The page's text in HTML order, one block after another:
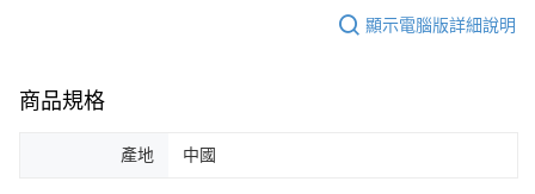
顯示電腦版詳細說明
商品規格
產地 中國